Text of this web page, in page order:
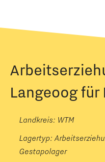
Langeoog
Landkreis: WTM
Lagertyp:
Gestapolager